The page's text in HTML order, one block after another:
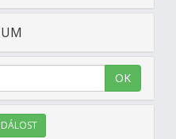
OK